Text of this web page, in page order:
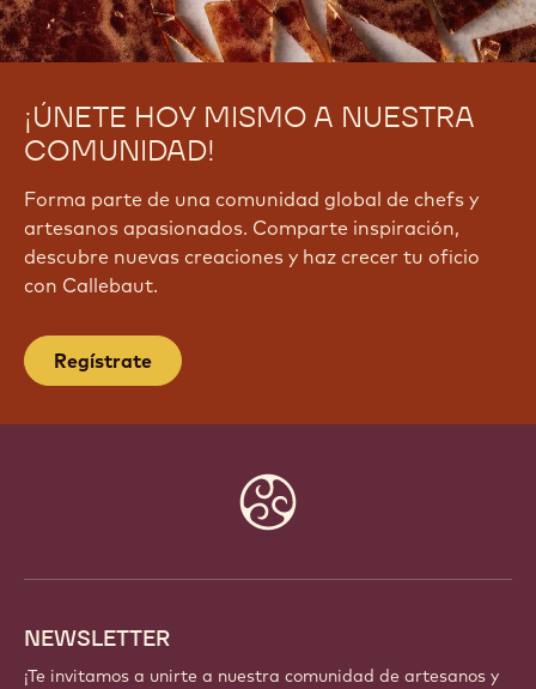
¡ÚNETE HOY MISMO A NUESTRA
COMUNIDAD!
Forma parte de una comunidad global de chefs y
artesanos apasionados. Comparte inspiración,
descubre nuevas creaciones y haz crecer tu oficio
con Callebaut.
Regístrate
NEWSLETTER
¡Te invitamos a unirte a nuestra comunidad de artesanos y